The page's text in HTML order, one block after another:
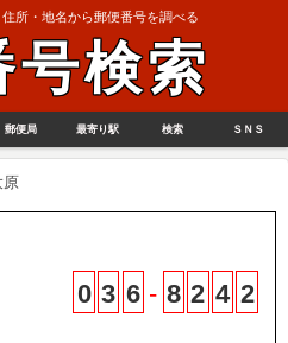
所・地名から郵便番号を調べる
号検索
郵便局 最寄り駅 検索 ＳＮＳ
原
0 3 6 - 8 2 4 2